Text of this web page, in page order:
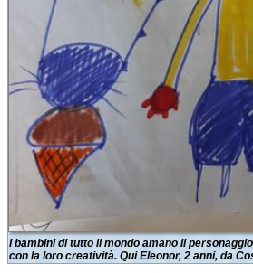
I bambini di tutto il mondo amano il
con la loro creatività. Qui Eleonor, 2 anni, da